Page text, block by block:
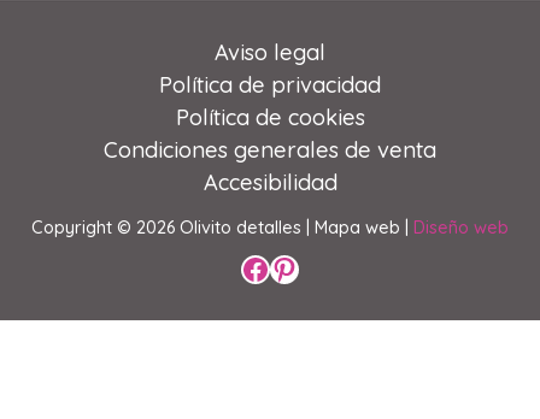
Aviso legal
Política de privacidad
Política de cookies
Condiciones generales de venta
Accesibilidad
Copyright © 2026 Olivito detalles | Mapa web | Diseño web
Perfil de Facebook
Perfil de Pinterest